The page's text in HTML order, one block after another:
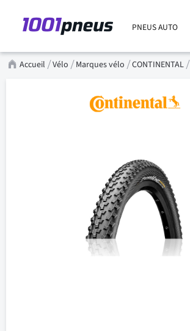
PNEUS AUTO
Accueil Vélo Marques vélo CONTINENTAL